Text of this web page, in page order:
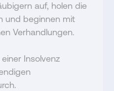
auf, holen die
und beginnen mit
Verhandlungen.
Insolvenz